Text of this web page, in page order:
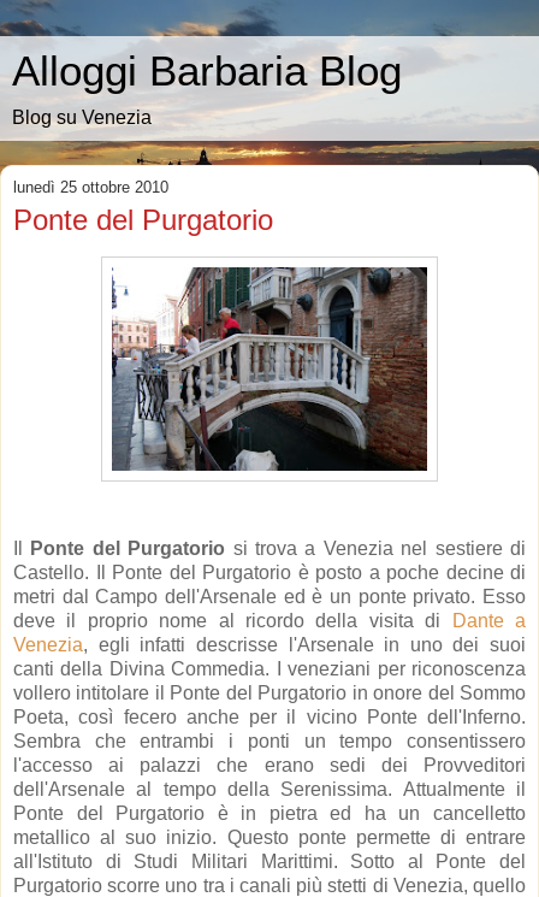
Alloggi Barbaria Blog
Blog su Venezia
lunedì 25 ottobre 2010
Ponte del Purgatorio
Ponte del Purgatorio si trova a Venezia nel sestiere di
Castello. Il Ponte del Purgatorio è posto a poche decine di
metri dal Campo dell'Arsenale ed è un ponte privato. Esso
deve il proprio nome al ricordo della visita di
Dante a
Venezia, egli infatti descrisse l'Arsenale in uno dei suoi
canti della Divina Commedia. I veneziani per riconoscenza
vollero intitolare il Ponte del Purgatorio in onore del Sommo
Poeta, così fecero anche per il vicino Ponte dell'Inferno.
Sembra che entrambi i ponti un tempo consentissero
l'accesso ai palazzi che erano sedi dei Provveditori
dell'Arsenale al tempo della Serenissima. Attualmente il
Ponte del Purgatorio è in pietra ed ha un cancelletto
metallico al suo inizio. Questo ponte permette di entrare
all'Istituto di Studi Militari Marittimi. Sotto al Ponte del
Purgatorio scorre uno tra i canali più stetti di Venezia, quello